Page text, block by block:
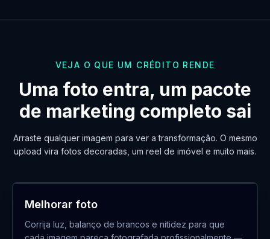
VEJA O QUE UM CRÉDITO RENDE
Uma foto entra, um pacote
de marketing completo sai
Arraste qualquer imagem para ver a transformação. O mesmo
upload vira fotos decoradas, um reel de imóvel e muito mais.
Melhorar foto
Corrija luz, balanço de brancos e nitidez para que